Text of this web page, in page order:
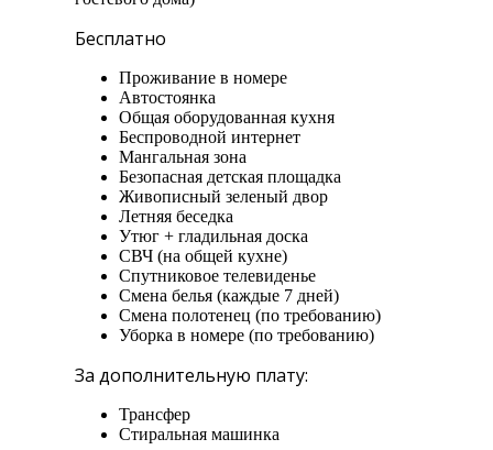
Бесплатно
Проживание в номере
Автостоянка
Общая оборудованная кухня
Беспроводной интернет
Мангальная зона
Безопасная детская площадка
Живописный зеленый двор
Летняя беседка
Утюг + гладильная доска
СВЧ (на общей кухне)
Спутниковое телевиденье
Смена белья (каждые 7 дней)
Смена полотенец (по требованию)
Уборка в номере (по требованию)
За дополнительную плату:
Трансфер
Стиральная машинка